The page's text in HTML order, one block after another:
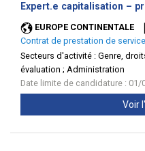
Expert.e capitalisation –
EUROPE CONTINENTALE
Contrat de prestation de
Secteurs d'activité : Genre,
évaluation ; Administration
Date limite de candidature : 01/
Voir